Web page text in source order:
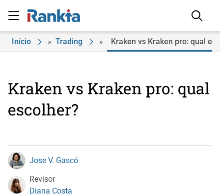
Início » Trading » Kraken vs Kraken pro: qual
Kraken vs Kraken pro: qual
escolher?
Jose V. Gascó
Revisor
Diana Costa